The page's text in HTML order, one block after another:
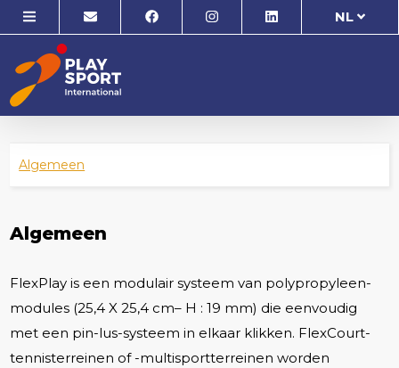
NL
Algemeen
Algemeen
FlexPlay is een modulair systeem van polypropyleen-
modules (25,4 X 25,4 cm– H : 19 mm) die eenvoudig
met een pin-lus-systeem in elkaar klikken. FlexCourt-
tennisterreinen of -multisportterreinen worden